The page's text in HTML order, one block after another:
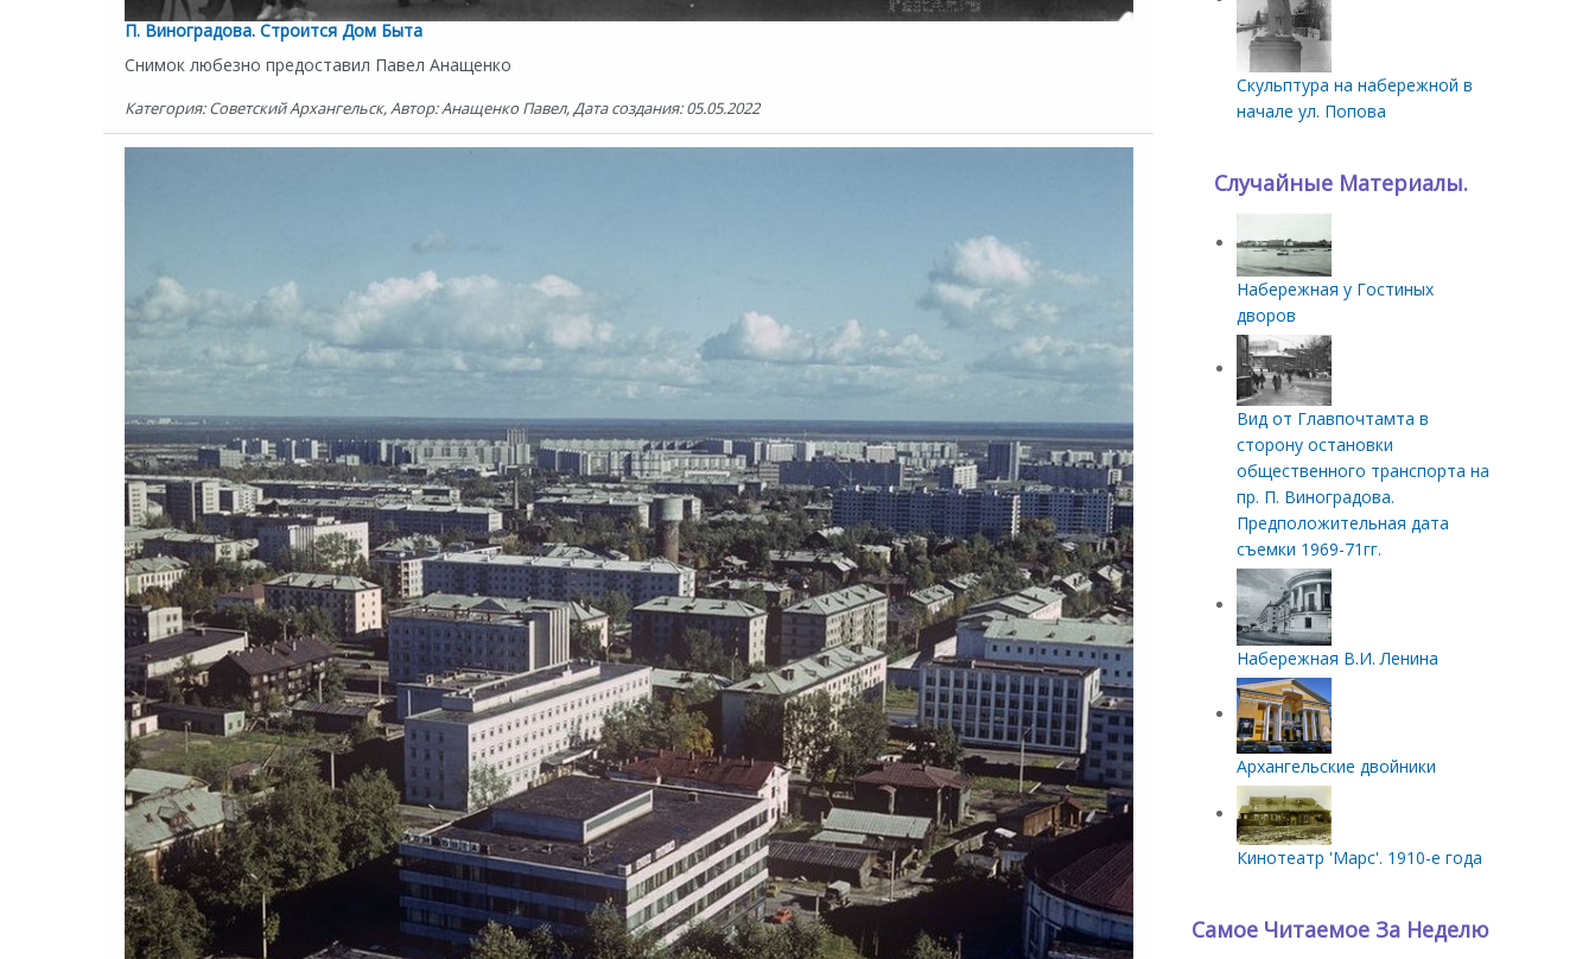
П. Виноградова. Строится Дом Быта
Снимок любезно предоставил Павел Анащенко
Категория: Советский Архангельск, Автор: Анащенко Павел, Дата создания: 05.05.2022
Скульптура на набережной в
начале ул. Попова
Случайные Материалы.
Набережная у Гостиных
дворов
Вид от Главпочтамта в
сторону остановки
общественного транспорта на
пр. П. Виноградова.
Предположительная дата
съемки 1969-71гг.
Набережная В.И. Ленина
Архангельские двойники
Кинотеатр 'Марс'. 1910-е года
Самое Читаемое За Неделю